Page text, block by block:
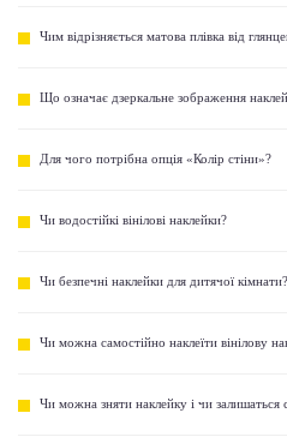
Чим відрізняється матова плівка від
Що означає дзеркальне зображення
Для чого потрібна опція «Колір стіни»?
Чи водостійкі вінілові наклейки?
Чи безпечні наклейки для дитячої кімнати?
Чи можна самостійно наклеїти вінілову
Чи можна зняти наклейку і чи залишаться